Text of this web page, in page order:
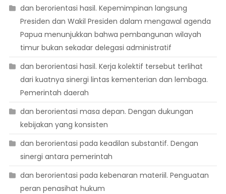
dan berorientasi hasil. Kepemimpinan langsung
Presiden dan Wakil Presiden dalam mengawal agenda
Papua menunjukkan bahwa pembangunan wilayah
timur bukan sekadar delegasi administratif
dan berorientasi hasil. Kerja kolektif tersebut terlihat
dari kuatnya sinergi lintas kementerian dan lembaga.
Pemerintah daerah
dan berorientasi masa depan. Dengan dukungan
kebijakan yang konsisten
dan berorientasi pada keadilan substantif. Dengan
sinergi antara pemerintah
dan berorientasi pada kebenaran materiil. Penguatan
peran penasihat hukum